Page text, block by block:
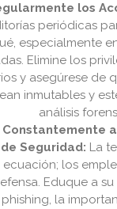
los
periódicas
especialmente
Elimine los
y asegúrese de
inmutables y
análisis
Seguridad: La
los
Eduque a
la